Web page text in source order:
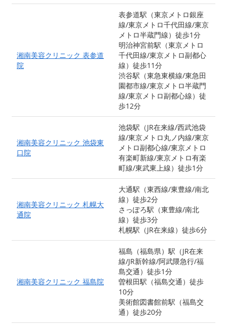
湘南美容クリニック 表参道
院
表参道駅（東京メトロ銀座
線/東京メトロ千代田線/東京
メトロ半蔵門線）徒歩1分
明治神宮前駅（東京メトロ
千代田線/東京メトロ副都心
線）徒歩11分
渋谷駅（東急東横線/東急田
園都市線/東京メトロ半蔵門
線/東京メトロ副都心線）徒
歩12分
湘南美容クリニック 池袋東
口院
池袋駅（JR在来線/西武池袋
線/東京メトロ丸ノ内線/東京
メトロ副都心線/東京メトロ
有楽町新線/東京メトロ有楽
町線/東武東上線）徒歩1分
湘南美容クリニック 札幌大
通院
大通駅（東西線/東豊線/南北
線）徒歩2分
さっぽろ駅（東豊線/南北
線）徒歩3分
札幌駅（JR在来線）徒歩6分
湘南美容クリニック 福島院
福島（福島県）駅（JR在来
線/JR新幹線/阿武隈急行/福
島交通）徒歩1分
曽根田駅（福島交通）徒歩
10分
美術館図書館前駅（福島交
通）徒歩20分